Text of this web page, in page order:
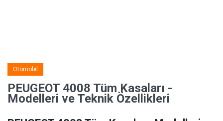
Otomobil
PEUGEOT 4008 Tüm Kasaları -
Modelleri ve Teknik Özellikleri